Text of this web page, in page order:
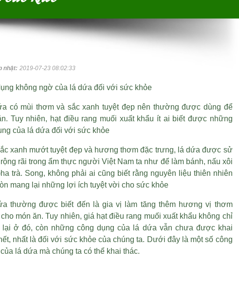
nhật: 2019-07-23 08:02:33
không ngờ của lá dứa đối với sức khỏe
có mùi thơm và sắc xanh tuyệt đẹp nên thường được dùng để
Tuy nhiên, hạt điều rang muối xuất khẩu ít ai biết được những
của lá dứa đối với sức khỏe
xanh mướt tuyệt đẹp và hương thơm đặc trưng, lá dứa được sử
rãi trong ẩm thực người Việt Nam ta như để làm bánh, nấu xôi
trà. Song, không phải ai cũng biết rằng nguyên liệu thiên nhiên
mang lại những lợi ích tuyệt vời cho sức khỏe
thường được biết đến là gia vị làm tăng thêm hương vị thơm
món ăn. Tuy nhiên, giá hạt điều rang muối xuất khẩu không chỉ
lại ở đó, còn những công dụng của lá dứa vẫn chưa được khai
nhất là đối với sức khỏe của chúng ta. Dưới đây là một số công
lá dứa mà chúng ta có thể khai thác.